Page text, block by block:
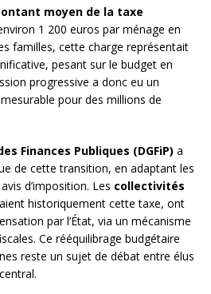
moyen de la taxe
1 200 euros par ménage en
familles, cette charge représentait
pesant sur le budget en
progressive a donc eu un
pour des millions de
Finances Publiques (DGFiP) a
de cette transition, en adaptant les
d’imposition. Les collectivités
historiquement cette taxe, ont
par l’État, via un mécanisme
Ce rééquilibrage budgétaire
reste un sujet de débat entre élus